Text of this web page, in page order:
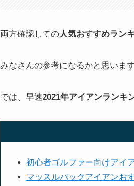
両方確認しての人気おすすめラン
みなさんの参考になるかと思います
では、早速2021年アイアンランキ
初心者ゴルファー向けアイ
マッスルバックアイアンお